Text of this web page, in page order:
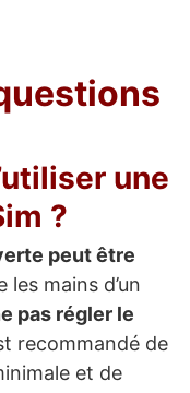
une
?
peut être
mains d’un
pas régler le
recommandé de
et de